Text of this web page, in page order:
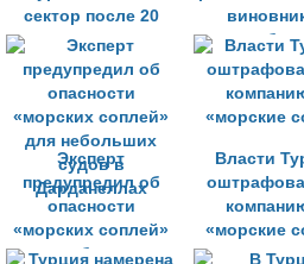
сектор после 20
месяцев застоя
«морских
в
Эксперт
предупредил об
опасности
«морских соплей»
для небольших
Власти
«морские